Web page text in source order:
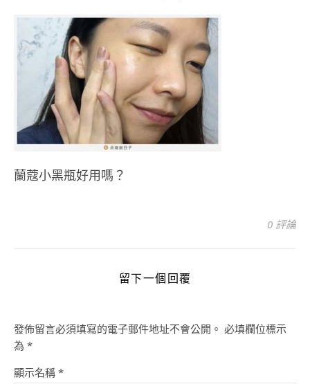
蘭蔻小黑瓶好用嗎？
0 評論
留下一個回覆
發佈留言必須填寫的電子郵件地址不會公開。 必填欄位標示
為 *
顯示名稱 *